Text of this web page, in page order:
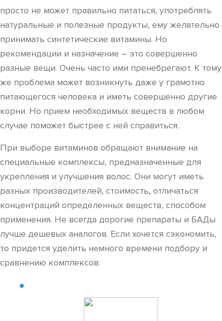
просто не может правильно питаться, употреблять
натуральные и полезные продукты, ему желательно
принимать синтетические витамины. Но
рекомендации и назначение – это совершенно
разные вещи. Очень часто ими пренебрегают. К тому
же проблема может возникнуть даже у грамотно
питающегося человека и иметь совершенно другие
корни. Но прием необходимых веществ в любом
случае поможет быстрее с ней справиться.
При выборе витаминов обращают внимание на
специальные комплексы, предназначенные для
укрепления и улучшения волос. Они могут иметь
разных производителей, стоимость, отличаться
концентраций определенных веществ, способом
применения. Не всегда дорогие препараты и БАДы
лучше дешевых аналогов. Если хочется сэкономить,
то придется уделить немного времени подбору и
сравнению комплексов.